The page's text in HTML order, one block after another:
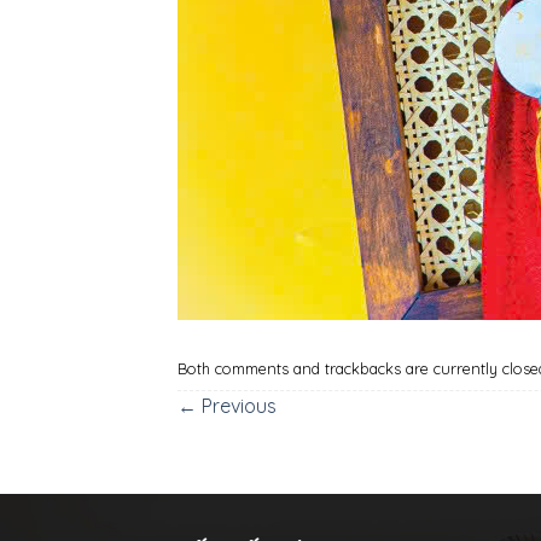
Both comments and trackbacks are currently
← Previous